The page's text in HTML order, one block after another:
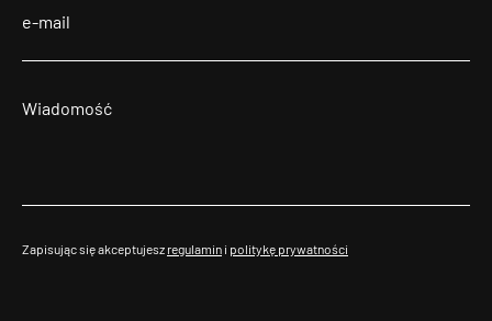
Zapisując się akceptujesz regulamin i politykę prywatności